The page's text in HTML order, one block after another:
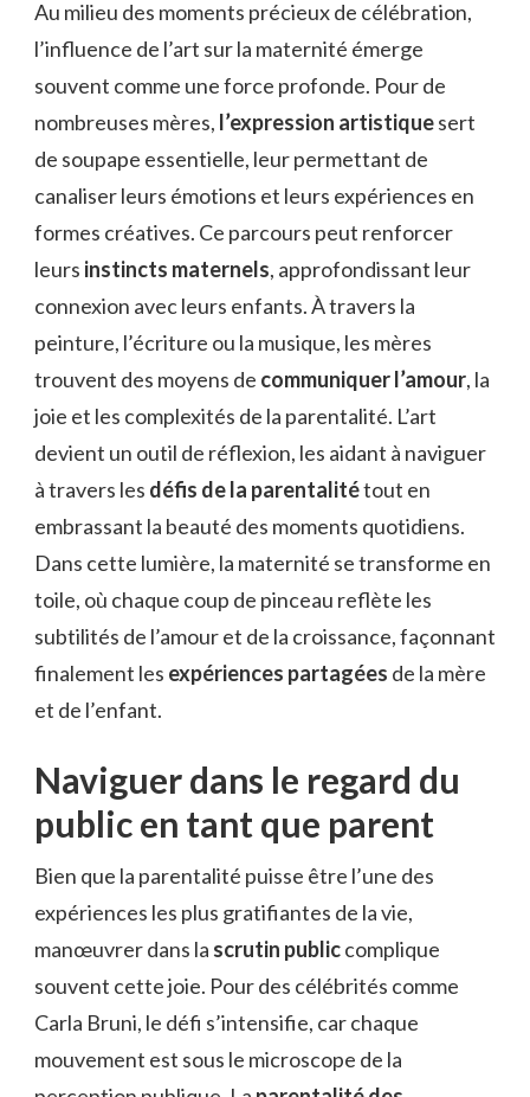
Au milieu des moments précieux de célébration,
l’influence de l’art sur la maternité émerge
souvent comme une force profonde. Pour de
nombreuses mères, l’expression artistiquesert
de soupape essentielle, leur permettant de
canaliser leurs émotions et leurs expériences en
formes créatives. Ce parcours peut renforcer
leurs instincts maternels, approfondissant leur
connexion avec leurs enfants. À travers la
peinture, l’écriture ou la musique, les mères
trouvent des moyens de communiquer l’amour, la
joie et les complexités de la parentalité. L’art
devient un outil de réflexion, les aidant à naviguer
à travers les défis de la parentalitétout en
embrassant la beauté des moments quotidiens.
Dans cette lumière, la maternité se transforme en
toile, où chaque coup de pinceau reflète les
subtilités de l’amour et de la croissance, façonnant
finalement les expériences partagées de la mère
et de l’enfant.
Naviguer dans le regard du
public en tant que parent
Bien que la parentalité puisse être l’une des
expériences les plus gratifiantes de la vie,
manœuvrer dans la scrutin publiccomplique
souvent cette joie. Pour des célébrités comme
Carla Bruni, le défi s’intensifie, car chaque
mouvement est sous le microscope de la